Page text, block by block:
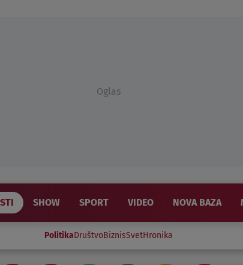
Oglas
SHOW SPORT VIDEO NOVA BAZA
PolitikaDruštvoBiznisSvetHronika